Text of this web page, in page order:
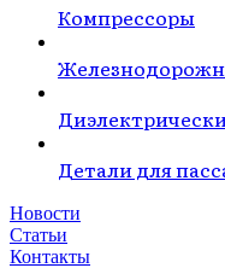
Компрессоры
Детали для
Новости
Статьи
Контакты